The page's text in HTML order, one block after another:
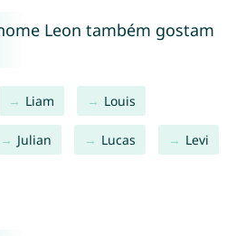
Leon também gostam
Liam Louis
Julian Lucas Levi